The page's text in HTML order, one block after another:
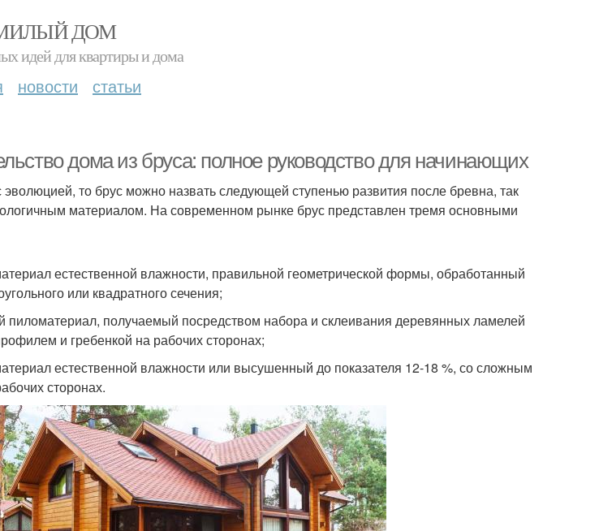
ДОМ
идей для квартиры и дома
новости статьи
дома из бруса: полное руководство для начинающих
то брус можно назвать следующей ступенью развития после бревна, так
материалом. На современном рынке брус представлен тремя основными
естественной влажности, правильной геометрической формы, обработанный
или квадратного сечения;
пиломатериал, получаемый посредством набора и склеивания деревянных ламелей
и гребенкой на рабочих сторонах;
естественной влажности или высушенный до показателя 12-18 %, со сложным
сторонах.